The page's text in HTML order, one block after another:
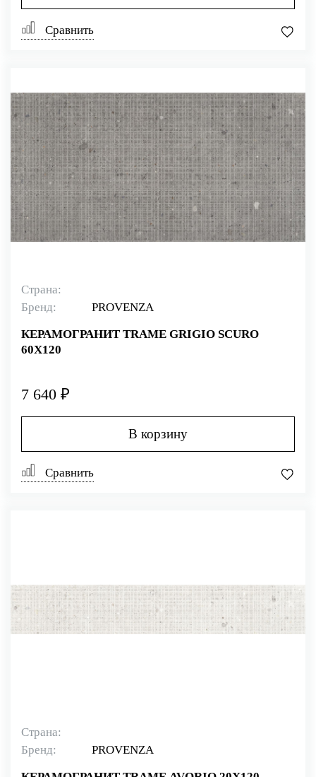
Сравнить
Страна:
Бренд:
PROVENZA
КЕРАМОГРАНИТ TRAME GRIGIO SCURO
60X120
7 640 ₽
В корзину
Сравнить
Страна:
Бренд:
PROVENZA